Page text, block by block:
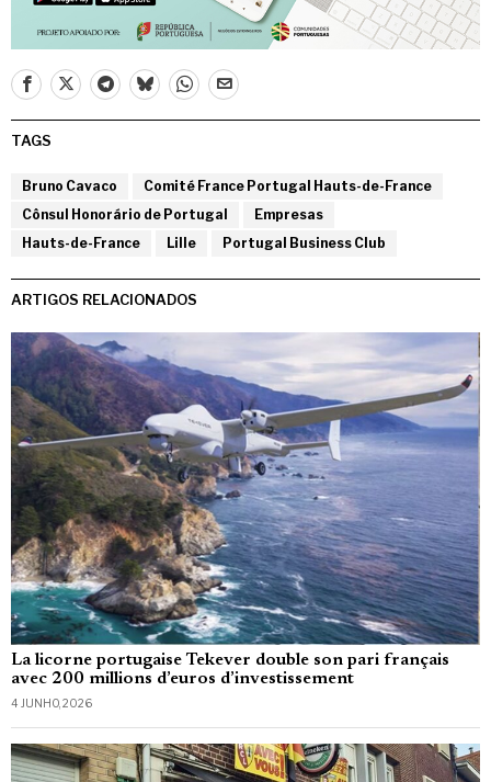
TAGS
Bruno Cavaco
Comité France Portugal Hauts-de-France
Cônsul Honorário de Portugal
Empresas
Hauts-de-France
Lille Portugal Business Club
ARTIGOS RELACIONADOS
La licorne portugaise Tekever double son pari français
avec 200 millions d’euros d’investissement
4 JUNHO, 2026